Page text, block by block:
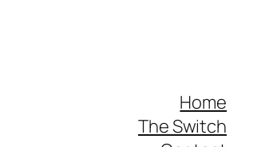
Home
The Switch